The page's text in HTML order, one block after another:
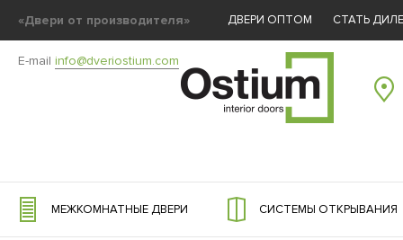
«Двери от производителя» ДВЕРИ ОПТОМ СТАТЬ
E-mail info@dveriostium.com
МЕЖКОМНАТНЫЕ ДВЕРИ СИСТЕМЫ ОТКРЫВАНИЯ